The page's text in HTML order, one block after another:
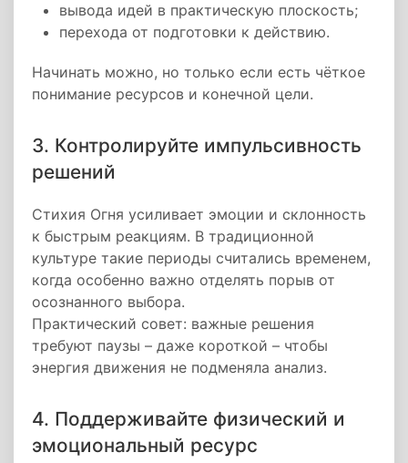
вывода идей в практическую плоскость;
перехода от подготовки к действию.
Начинать можно, но только если есть чёткое
понимание ресурсов и конечной цели.
3. Контролируйте импульсивность
решений
Стихия Огня усиливает эмоции и склонность
к быстрым реакциям. В традиционной
культуре такие периоды считались временем,
когда особенно важно отделять порыв от
осознанного выбора.
Практический совет: важные решения
требуют паузы – даже короткой – чтобы
энергия движения не подменяла анализ.
4. Поддерживайте физический и
эмоциональный ресурс